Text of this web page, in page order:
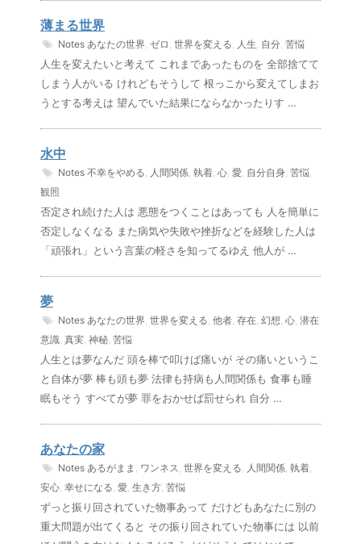
薄まる世界
Notes あなたの世界, ゼロ , 世界を変える, 人生, 自分, 苦悩
人生を変えたいと考えて これまであったものを 全部捨てて
しまう人がいる けれどもそうして 根っこから変えてしまお
うとする考えは 望んでいた結果にならなかったりす …
水中
Notes 不幸をやめる, 人間関係, 執着, 心, 愛, 自分自身, 苦悩,
観照
否定され続けた人は 悪態をつくことはあっても 人を簡単に
否定しなくなる また病気や失敗や挫折などを経験した人は
「頑張れ」という言葉の軽さを知ってるゆえ 他人が …
夢
Notes あなたの世界, 世界を変える, 他者, 存在, 幻想, 心, 潜在
意識, 真実, 神秘, 苦悩
人生とは夢なんだ 頭を棒で叩けば痛いが その痛いというこ
と自体が夢 棒も頭も夢 法律も持病も人間関係も 食事も睡
眠もそう すべてが夢 罪をおかせば罰せられ 自分 …
あなたの家
Notes あるがまま , ワンネス, 世界を変える, 人間関係, 執着,
安心, 幸せになる, 愛, 生き方, 苦悩
ずっと振り回されていた物事あって だけどもあなたに別の
重大問題が出てくると その振り回されていた物事には 以前